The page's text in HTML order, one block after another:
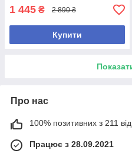
1 445 ₴ 2 890 ₴
Купити
Про нас
100% позитивних з 211
Працює з 28.09.2021